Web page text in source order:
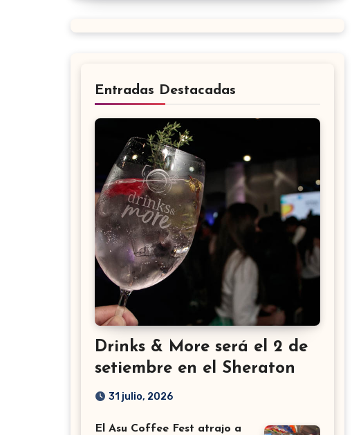
Entradas Destacadas
Drinks & More será el 2 de
setiembre en el Sheraton
31 julio, 2026
El Asu Coffee Fest atrajo a